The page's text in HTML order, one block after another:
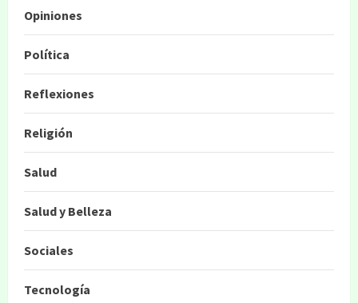
Opiniones
Política
Reflexiones
Religión
Salud
Salud y Belleza
Sociales
Tecnología